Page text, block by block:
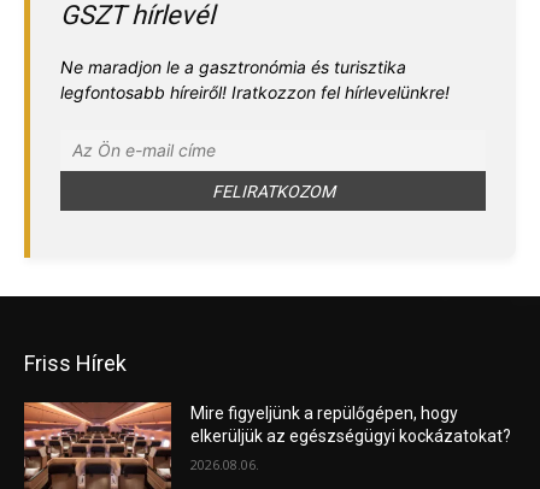
GSZT hírlevél
Ne maradjon le a gasztronómia és turisztika
legfontosabb híreiről! Iratkozzon fel hírlevelünkre!
Friss Hírek
Mire figyeljünk a repülőgépen, hogy
elkerüljük az egészségügyi kockázatokat?
2026.08.06.